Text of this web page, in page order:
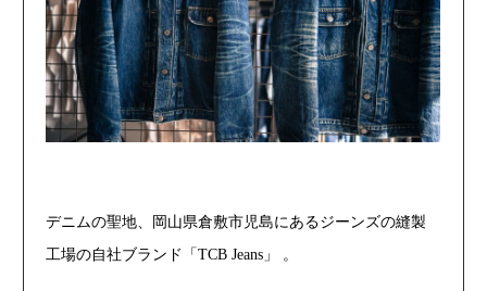
デニムの聖地、岡山県倉敷市児島にあるジーンズの縫製
工場の自社ブランド「TCB Jeans」 。